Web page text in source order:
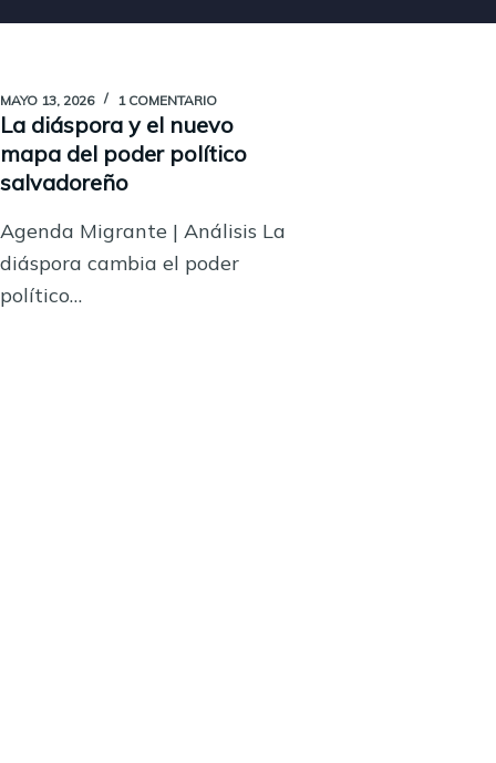
MAYO 13, 2026 1 COMENTARIO
La diáspora y el nuevo
mapa del poder político
salvadoreño
Agenda Migrante | Análisis La
diáspora cambia el poder
político…